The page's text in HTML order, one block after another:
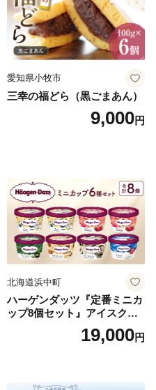
愛知県小牧市
三幸の福どら（黒ごまあん）
9,000円
北海道浜中町
ハーゲンダッツ『定番ミニカ
ップ8個セット』アイスクリ
ーム アイス スイーツ デザー
19,000円